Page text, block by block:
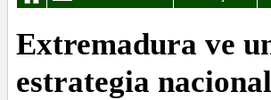
Extremadura ve
estrategia